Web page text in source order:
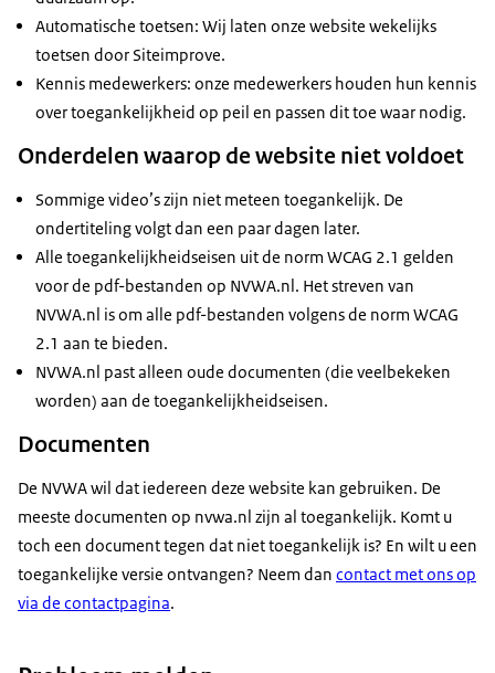
Automatische toetsen: Wij laten onze website wekelijks
toetsen door Siteimprove.
Kennis medewerkers: onze medewerkers houden hun kennis
over toegankelijkheid op peil en passen dit toe waar nodig.
Onderdelen waarop de website niet voldoet
Sommige video’s zijn niet meteen toegankelijk. De
ondertiteling volgt dan een paar dagen later.
Alle toegankelijkheidseisen uit de norm WCAG 2.1 gelden
voor de pdf-bestanden op NVWA.nl. Het streven van
NVWA.nl is om alle pdf-bestanden volgens de norm WCAG
2.1 aan te bieden.
NVWA.nl past alleen oude documenten (die veelbekeken
worden) aan de toegankelijkheidseisen.
Documenten
De NVWA wil dat iedereen deze website kan gebruiken. De
meeste documenten op nvwa.nl zijn al toegankelijk. Komt u
toch een document tegen dat niet toegankelijk is? En wilt u een
toegankelijke versie ontvangen? Neem dan contact met ons op
via de contactpagina.